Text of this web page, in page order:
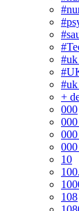
#uk
+
000
10
108